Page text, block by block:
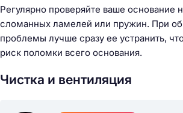
Регулярно проверяйте ваше основание
сломанных ламелей или пружин. При
проблемы лучше сразу ее устранить,
риск поломки всего основания.
Чистка и вентиляция